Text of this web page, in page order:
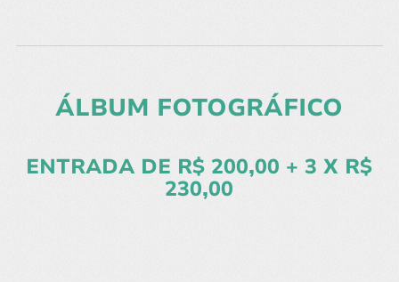
ÁLBUM FOTOGRÁFICO
ENTRADA DE R$ 200,00 + 3 X R$
230,00